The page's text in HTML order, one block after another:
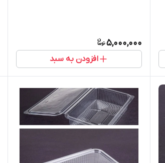
5,000,000
افزودن به سبد